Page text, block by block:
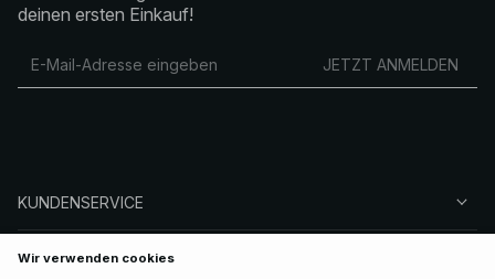
deinen ersten Einkauf!
JETZT ANMELDEN
KUNDENSERVICE
ÜBER NA-KD